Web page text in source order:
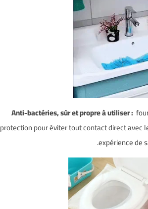
protection pour éviter tout contact direct avec
expérience de